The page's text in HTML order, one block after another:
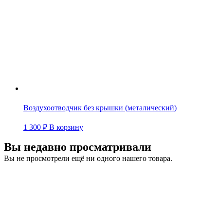
Воздухоотводчик без крышки (металический)
1 300 ₽ В корзину
Вы недавно просматривали
Вы не просмотрели ещё ни одного нашего товара.